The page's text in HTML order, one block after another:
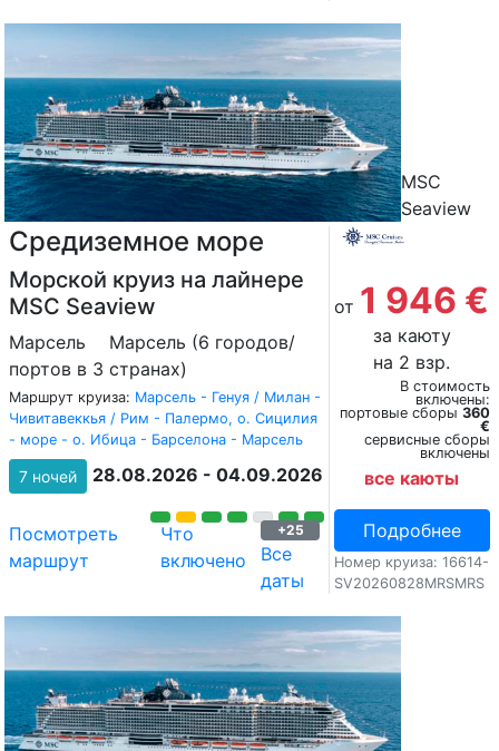
MSC
Seaview
Средиземное море
Морской круиз на лайнере
MSC Seaview
Марсель
Марсель (6 городов/
портов в 3 странах)
Маршрут круиза: Марсель - Генуя / Милан -
Чивитавеккья / Рим - Палермо, о. Сицилия
- море - о. Ибица - Барселона - Марсель
7 ночей 28.08.2026 - 04.09.2026
Посмотреть
маршрут
Что
включено
+25
Все
даты
от 1 946 €
за каюту
на 2 взр.
В стоимость
включены:
портовые сборы 360
€
сервисные сборы
включены
все каюты
Подробнее
Номер круиза: 16614-
SV20260828MRSMRS